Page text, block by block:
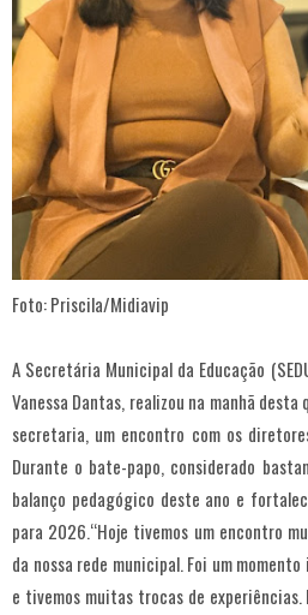
Foto: Priscila/Midiavip
A Secretária Municipal da Educação
Vanessa Dantas, realizou na manhã
secretaria, um encontro com os
Durante o bate-papo, considerado
balanço pedagógico deste ano e
para 2026.“Hoje tivemos um encontro
da nossa rede municipal. Foi um
e tivemos muitas trocas de